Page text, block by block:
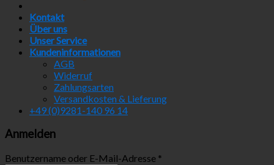
Kontakt
Über uns
Unser Service
Kundeninformationen
AGB
Widerruf
Zahlungsarten
Versandkosten & Lieferung
+49 (0)9281-140 96 14
Anmelden
Benutzername oder E-Mail-Adresse *